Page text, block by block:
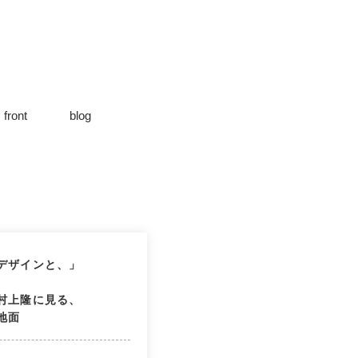
front blog
ザインと、」
上隆に見る、
面